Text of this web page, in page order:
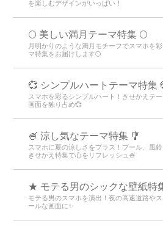
を楽しむデザインがいっぱい！
🌕 美しい満月テーマ特集 🌕
月明かりのような満月モチーフでスマホを
マ特集をお届けします🌕
💞 シンプルハートテーマ特集
スマホを彩るシンプルハート！きせかえテ
画面を独り占め💞
🍧 涼し気なテーマ特集 🎐
スマホに夏の涼しさをプラス！プール、風
きせかえ特集で心をリフレッシュ🍧
★ モテる男のシックな壁紙特
モテる男のスマホを演出！夜の高速道路や
ールな画面に✨